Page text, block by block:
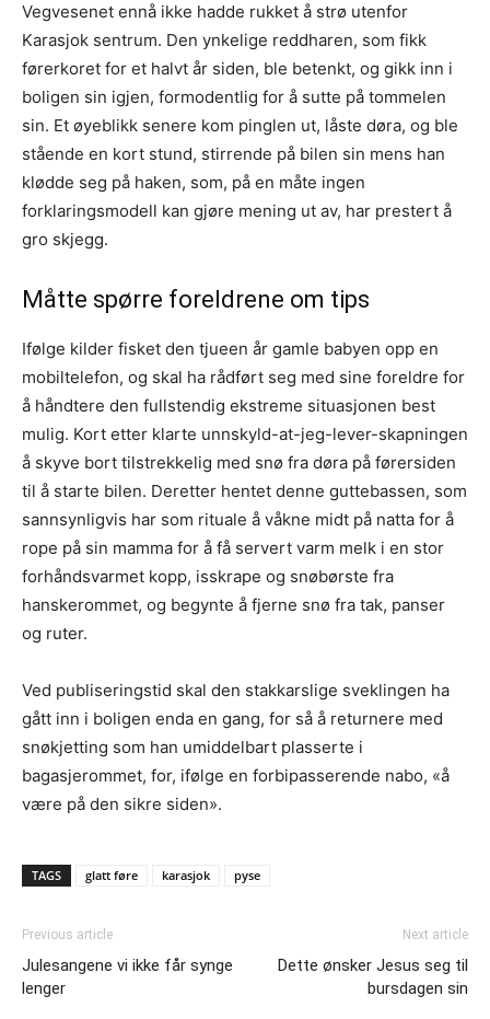
Vegvesenet ennå ikke hadde rukket å strø utenfor
Karasjok sentrum. Den ynkelige reddharen, som fikk
førerkoret for et halvt år siden, ble betenkt, og gikk inn i
boligen sin igjen, formodentlig for å sutte på tommelen
sin. Et øyeblikk senere kom pinglen ut, låste døra, og ble
stående en kort stund, stirrende på bilen sin mens han
klødde seg på haken, som, på en måte ingen
forklaringsmodell kan gjøre mening ut av, har prestert å
gro skjegg.
Måtte spørre foreldrene om tips
Ifølge kilder fisket den tjueen år gamle babyen opp en
mobiltelefon, og skal ha rådført seg med sine foreldre for
å håndtere den fullstendig ekstreme situasjonen best
mulig. Kort etter klarte unnskyld-at-jeg-lever-skapningen
å skyve bort tilstrekkelig med snø fra døra på førersiden
til å starte bilen. Deretter hentet denne guttebassen, som
sannsynligvis har som rituale å våkne midt på natta for å
rope på sin mamma for å få servert varm melk i en stor
forhåndsvarmet kopp, isskrape og snøbørste fra
hanskerommet, og begynte å fjerne snø fra tak, panser
og ruter.
Ved publiseringstid skal den stakkarslige sveklingen ha
gått inn i boligen enda en gang, for så å returnere med
snøkjetting som han umiddelbart plasserte i
bagasjerommet, for, ifølge en forbipasserende nabo, «å
være på den sikre siden».
TAGS glatt føre karasjok pyse
Previous article
Julesangene vi ikke får synge
lenger
Next article
Dette ønsker Jesus seg til
bursdagen sin